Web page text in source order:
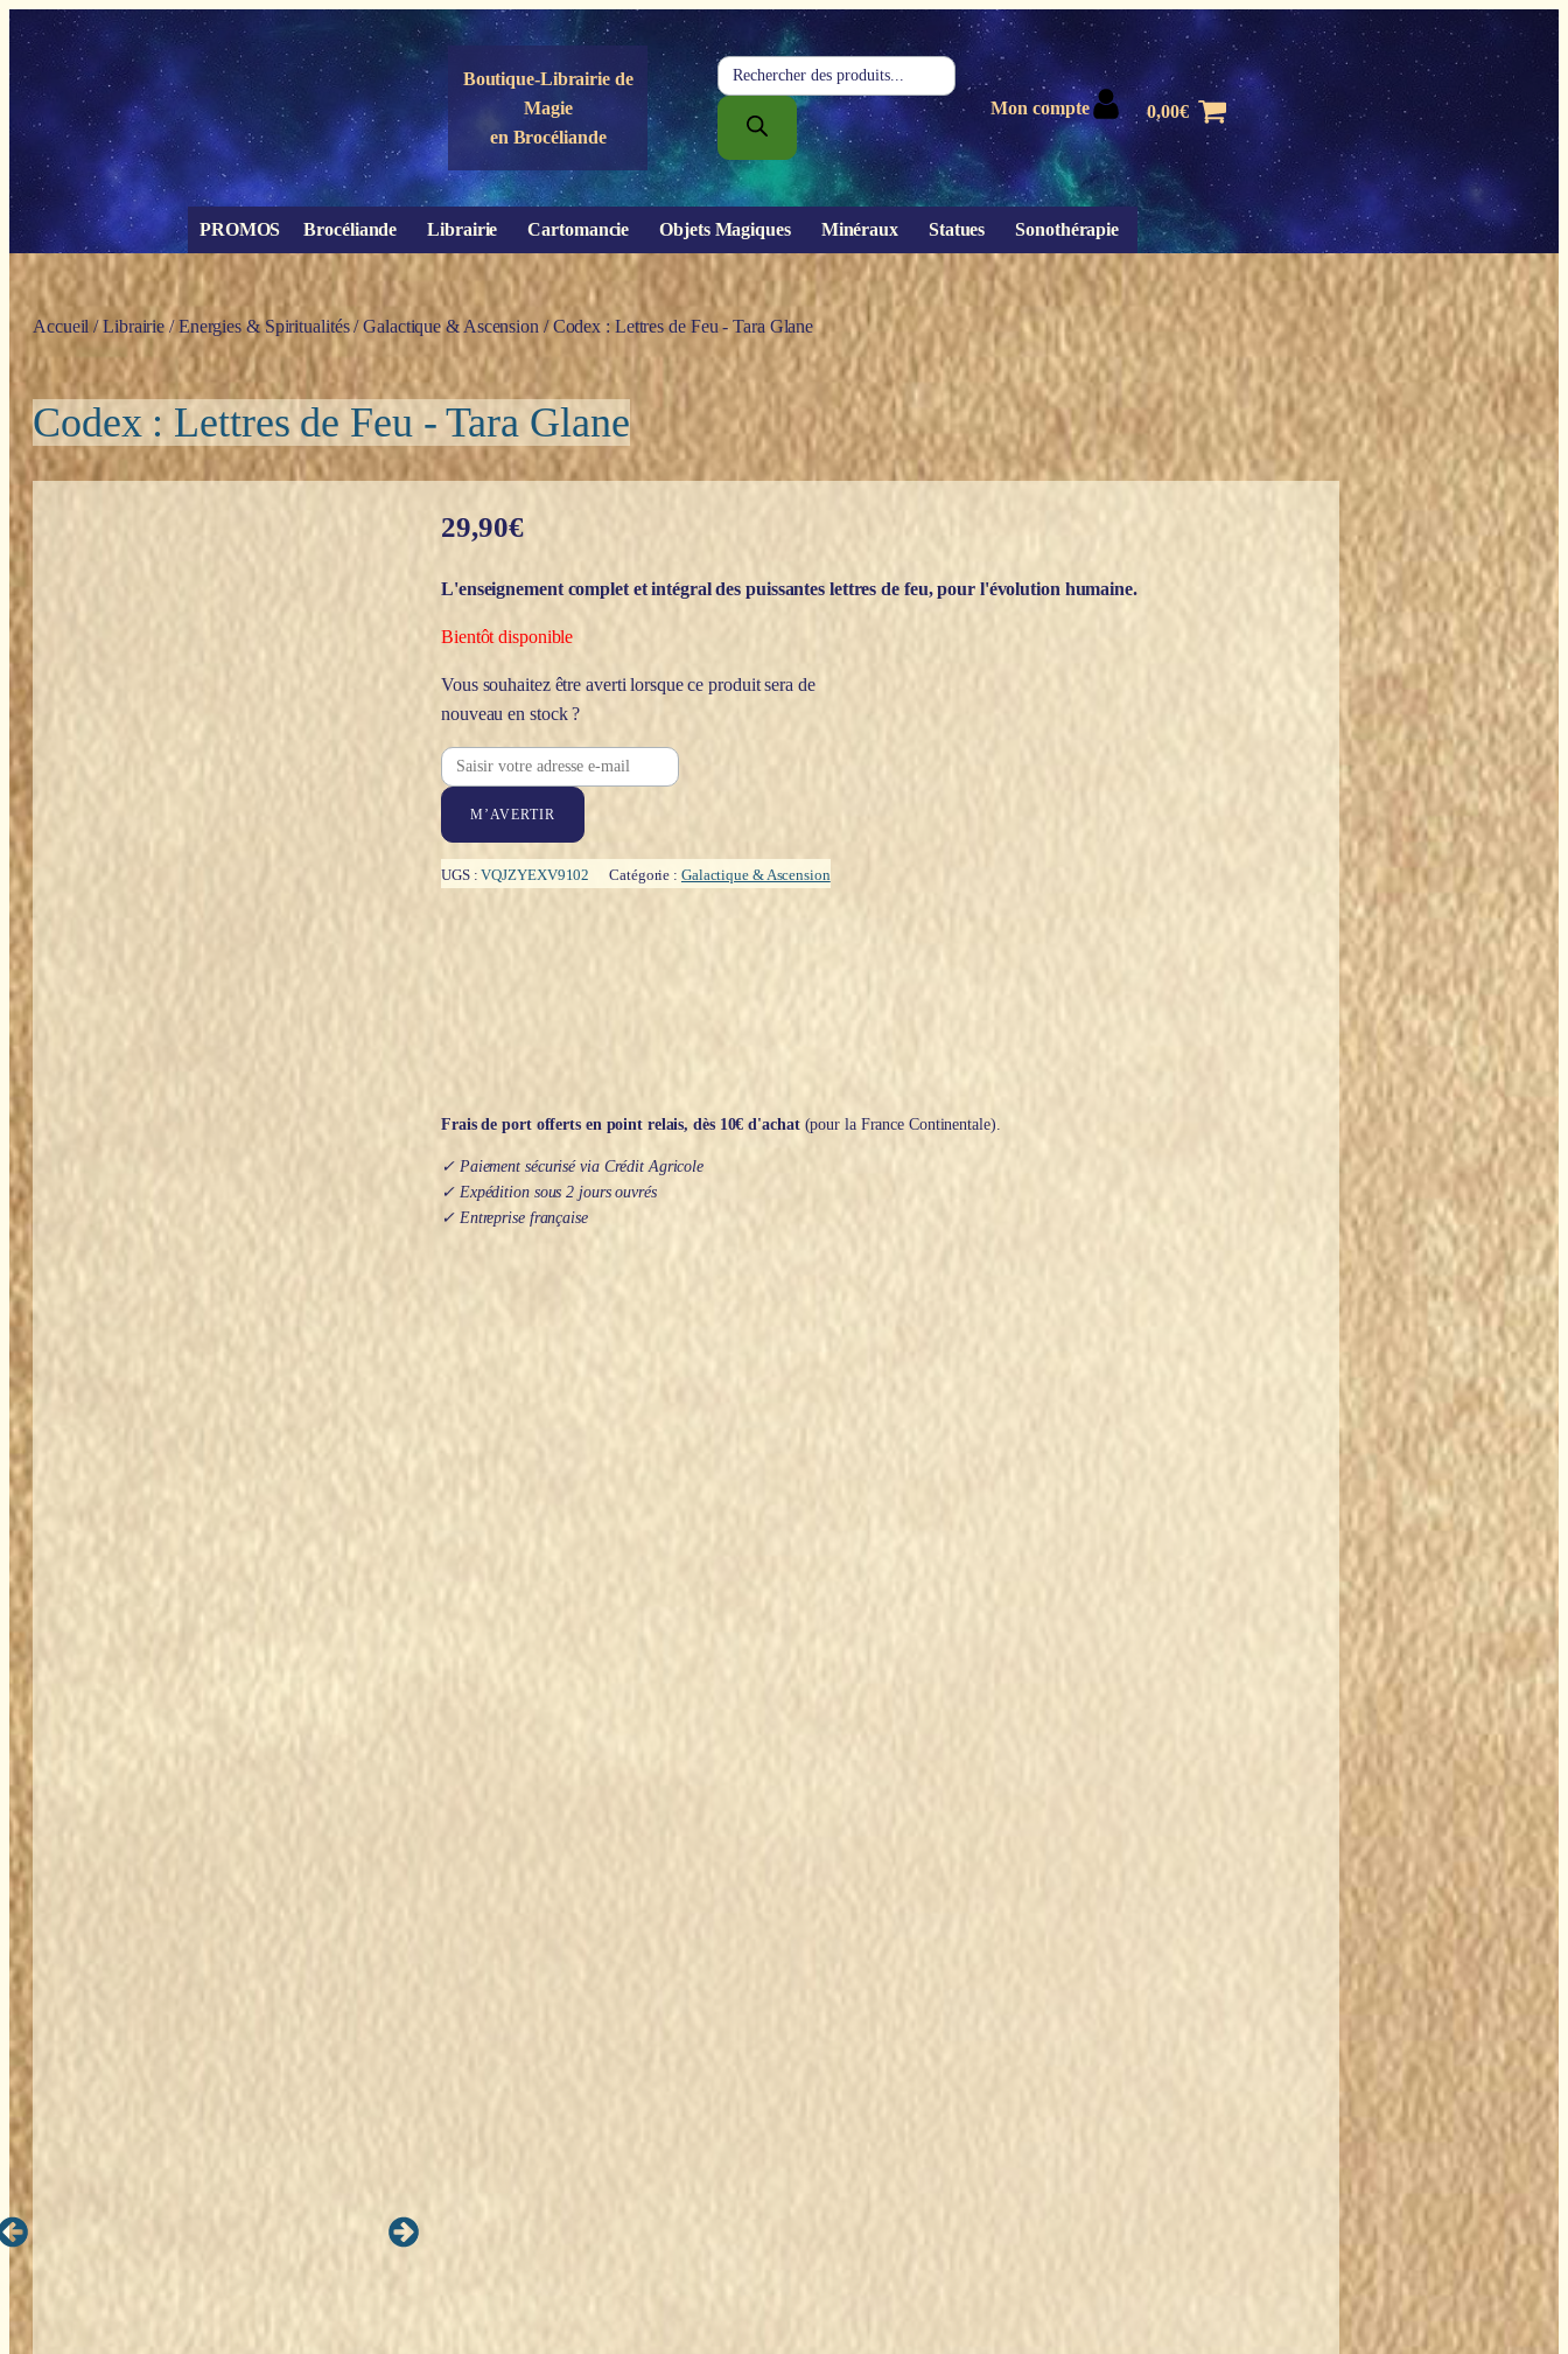
Panneau de gestion des cookies
Boutique-Librairie de
Magie
en Brocéliande
Recherche
de
produits
Mon compte 0,00€
PROMOS Brocéliande Librairie Cartomancie Objets Magiques Minéraux Statues Sonothérapie
Accueil /Librairie /Energies & Spiritualités/Galactique & Ascension / Codex : Lettres de Feu - Tara Glane
Codex : Lettres de Feu - Tara Glane
29,90€
L'enseignement complet et intégral des puissantes lettres de feu, pour l'évolution humaine.
Bientôt disponible
Vous souhaitez être averti lorsque ce produit sera de
nouveau en stock ?
M’AVERTIR
UGS :VQJZYEXV9102 Catégorie : Galactique & Ascension
Frais de port offerts en point relais, dès 10€ d'achat(pour la France Continentale).
✓ Paiement sécurisé via Crédit Agricole
✓ Expédition sous 2 jours ouvrés
✓ Entreprise française